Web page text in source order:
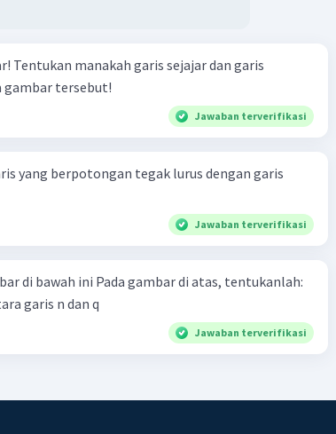
gambar tersebut!
Jawaban terverifikasi
yang berpotongan tegak lurus dengan garis
Jawaban terverifikasi
gambar di atas, tentukanlah:
garis n dan q
Jawaban terverifikasi